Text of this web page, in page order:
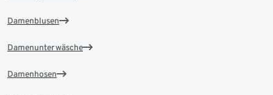
Damenblusen
Damenunterwäsche
Damenhosen